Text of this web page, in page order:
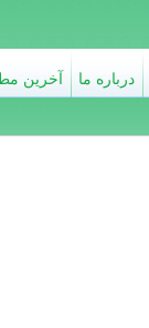
آخرین درباره ما